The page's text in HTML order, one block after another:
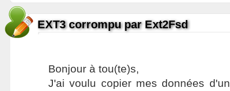
EXT3 corrompu par Ext2Fsd
Bonjour à tou(te)s,
J'ai voulu copier mes données